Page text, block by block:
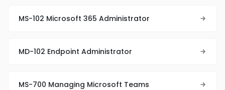
MS-102 Microsoft 365 Administrator
MD-102 Endpoint Administrator
MS-700 Managing Microsoft Teams